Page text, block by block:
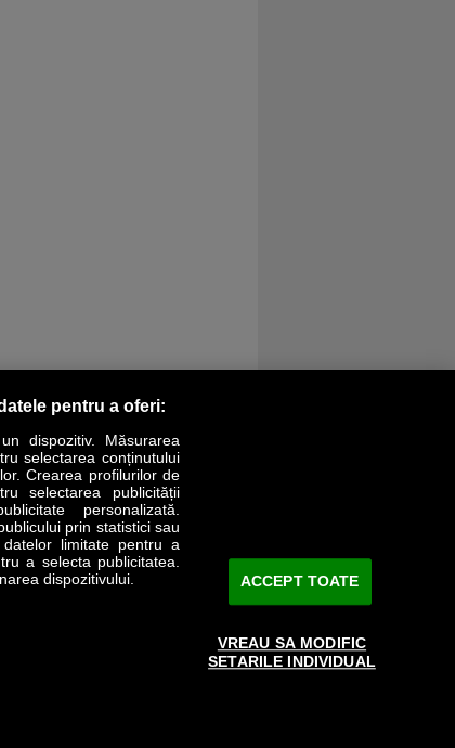
SPECIAL OPINII
Revista Business Magazin
pentru a oferi:
dispozitiv. Măsurarea
selectarea conținutului
Crearea profilurilor de
selectarea publicității
personalizată.
prin statistici sau
limitate pentru a
a selecta publicitatea.
dispozitivului.
ACCEPT TOATE
VREAU SA MODIFIC
SETARILE INDIVIDUAL